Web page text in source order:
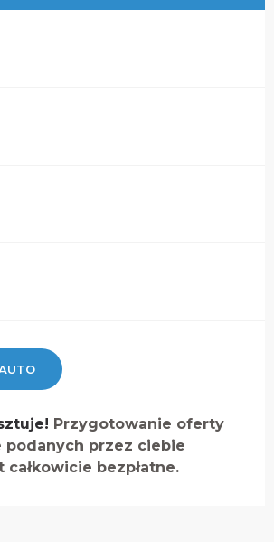
Przygotowanie oferty
podanych przez ciebie
bezpłatne.